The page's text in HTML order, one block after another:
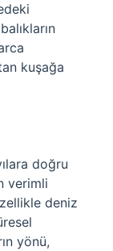
kuşağa
doğru
verimli
deniz
yönü,